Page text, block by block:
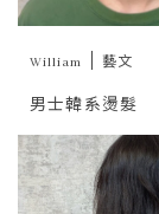
William 藝文
男士韓系燙髮